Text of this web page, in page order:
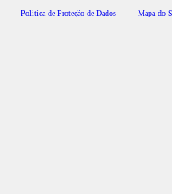
Política de Proteção de Dados Mapa do